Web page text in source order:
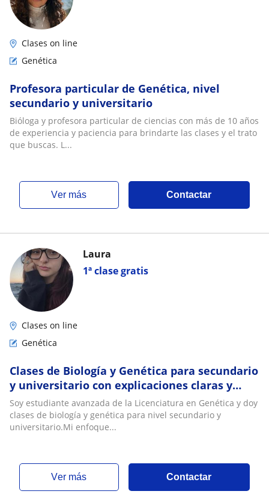
Clases on line
Genética
Profesora particular de Genética, nivel
secundario y universitario
Bióloga y profesora particular de ciencias con más de 10 años
de experiencia y paciencia para brindarte las clases y el trato
que buscas. L...
ver más Contactar
1ª clase gratis
Laura
Clases on line
Genética
Clases de Biología y Genética para secundario
y universitario con explicaciones claras y
personalizadas
Soy estudiante avanzada de la Licenciatura en Genética y doy
clases de biología y genética para nivel secundario y
universitario.Mi enfoque...
ver más Contactar